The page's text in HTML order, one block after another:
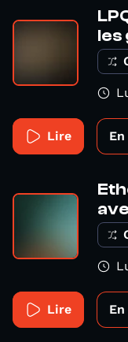
les
Lire
Lire